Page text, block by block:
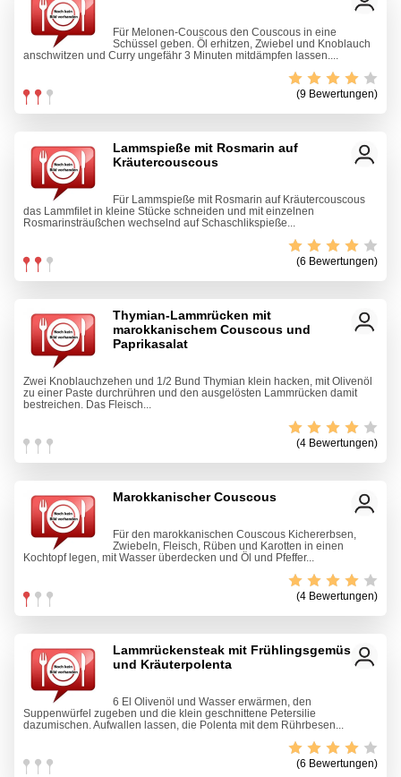
Für Melonen-Couscous den Couscous in eine
Schüssel geben. Öl erhitzen, Zwiebel und Knoblauch
anschwitzen und Curry ungefähr 3 Minuten mitdämpfen lassen....
(9 Bewertungen)
Lammspieße mit Rosmarin auf
Kräutercouscous
Für Lammspieße mit Rosmarin auf Kräutercouscous
das Lammfilet in kleine Stücke schneiden und mit einzelnen
Rosmarinsträußchen wechselnd auf Schaschlikspieße...
(6 Bewertungen)
Thymian-Lammrücken mit
marokkanischem Couscous und
Paprikasalat
Zwei Knoblauchzehen und 1/2 Bund Thymian klein hacken, mit Olivenöl
zu einer Paste durchrühren und den ausgelösten Lammrücken damit
bestreichen. Das Fleisch...
(4 Bewertungen)
Marokkanischer Couscous
Für den marokkanischen Couscous Kichererbsen,
Zwiebeln, Fleisch, Rüben und Karotten in einen
Kochtopf legen, mit Wasser überdecken und Öl und Pfeffer...
(4 Bewertungen)
Lammrückensteak mit Frühlingsgemüse
und Kräuterpolenta
6 El Olivenöl und Wasser erwärmen, den
Suppenwürfel zugeben und die klein geschnittene Petersilie
dazumischen. Aufwallen lassen, die Polenta mit dem Rührbesen...
(6 Bewertungen)